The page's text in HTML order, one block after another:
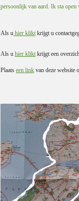
persoonlijk van aard. Ik sta open
Als u hier klikt krijgt u
Als u hier klikt krijgt een
Plaats een link van deze website